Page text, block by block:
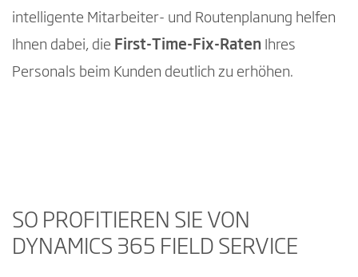
intelligente Mitarbeiter- und Routenplanung helfen
Ihnen dabei, die First-Time-Fix-Raten Ihres
Personals beim Kunden deutlich zu erhöhen.
SO PROFITIEREN SIE VON
DYNAMICS 365 FIELD SERVICE